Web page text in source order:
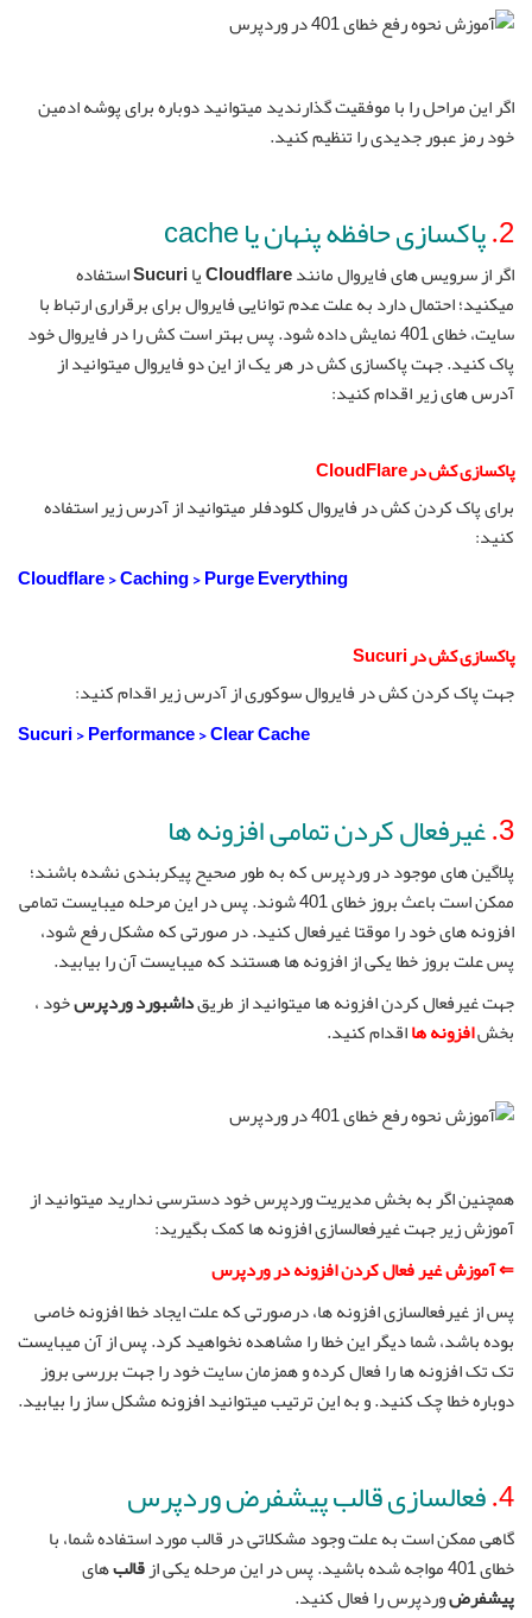
اگر این مراحل را با موفقیت گذارندید میتوانید دوباره برای پوشه ادمین
خود رمز عبور جدیدی را تنظیم کنید.
2. پاکسازی حافظه پنهان یا cache
اگر از سرویس های فایروال مانندCloudflareیاSucuriاستفاده
میکنید؛ احتمال دارد به علت عدم توانایی فایروال برای برقراری ارتباط با
سایت، خطای 401 نمایش داده شود. پس بهتر است کش را در فایروال خود
پاک کنید. جهت پاکسازی کش در هر یک از این دو فایروال میتوانید از
آدرس های زیر اقدام کنید:
پاکسازی کش در CloudFlare
برای پاک کردن کش در فایروال کلودفلر میتوانید از آدرس زیر استفاده
کنید:
Cloudflare > Caching > Purge Everything
پاکسازی کش در Sucuri
جهت پاک کردن کش در فایروال سوکوری از آدرس زیر اقدام کنید:
Sucuri > Performance > Clear Cache
3. غیرفعال کردن تمامی افزونه ها
پلاگین های موجود در وردپرس که به طور صحیح پیکربندی نشده باشند؛
ممکن است باعث بروز خطای 401 شوند. پس در این مرحله میبایست تمامی
افزونه های خود را موقتا غیرفعال کنید. در صورتی که مشکل رفع شود،
پس علت بروز خطا یکی از افزونه ها هستند که میبایست آن را بیابید.
جهت غیرفعال کردن افزونه ها میتوانید از طریقداشبورد وردپرسخود ،
بخشافزونه هااقدام کنید.
همچنین اگر به بخش مدیریت وردپرس خود دسترسی ندارید میتوانید از
آموزش زیر جهت غیرفعالسازی افزونه ها کمک بگیرید:
⇐ آموزش غیر فعال کردن افزونه در وردپرس
پس از غیرفعالسازی افزونه ها، درصورتی که علت ایجاد خطا افزونه خاصی
بوده باشد، شما دیگر این خطا را مشاهده نخواهید کرد. پس از آن میبایست
تک تک افزونه ها را فعال کرده و همزمان سایت خود را جهت بررسی بروز
دوباره خطا چک کنید. و به این ترتیب میتوانید افزونه مشکل ساز را بیابید.
4. فعالسازی قالب پیشفرض وردپرس
گاهی ممکن است به علت وجود مشکلاتی در قالب مورد استفاده شما، با
خطای 401 مواجه شده باشید. پس در این مرحله یکی از
قالبهای
پیشفرضوردپرس را فعال کنید.